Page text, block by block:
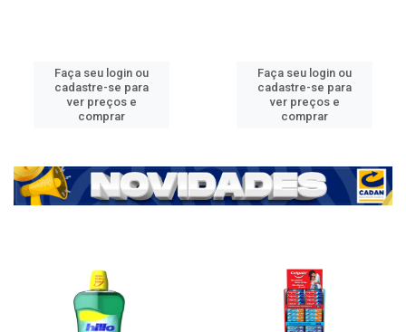
Faça seu login ou
cadastre-se para
ver preços e
comprar
Faça seu login ou
cadastre-se para
ver preços e
comprar